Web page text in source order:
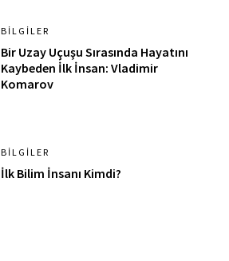
BILGILER
Bir Uzay Uçuşu Sırasında Hayatını
Kaybeden İlk İnsan: Vladimir
Komarov
BILGILER
İlk Bilim İnsanı Kimdi?